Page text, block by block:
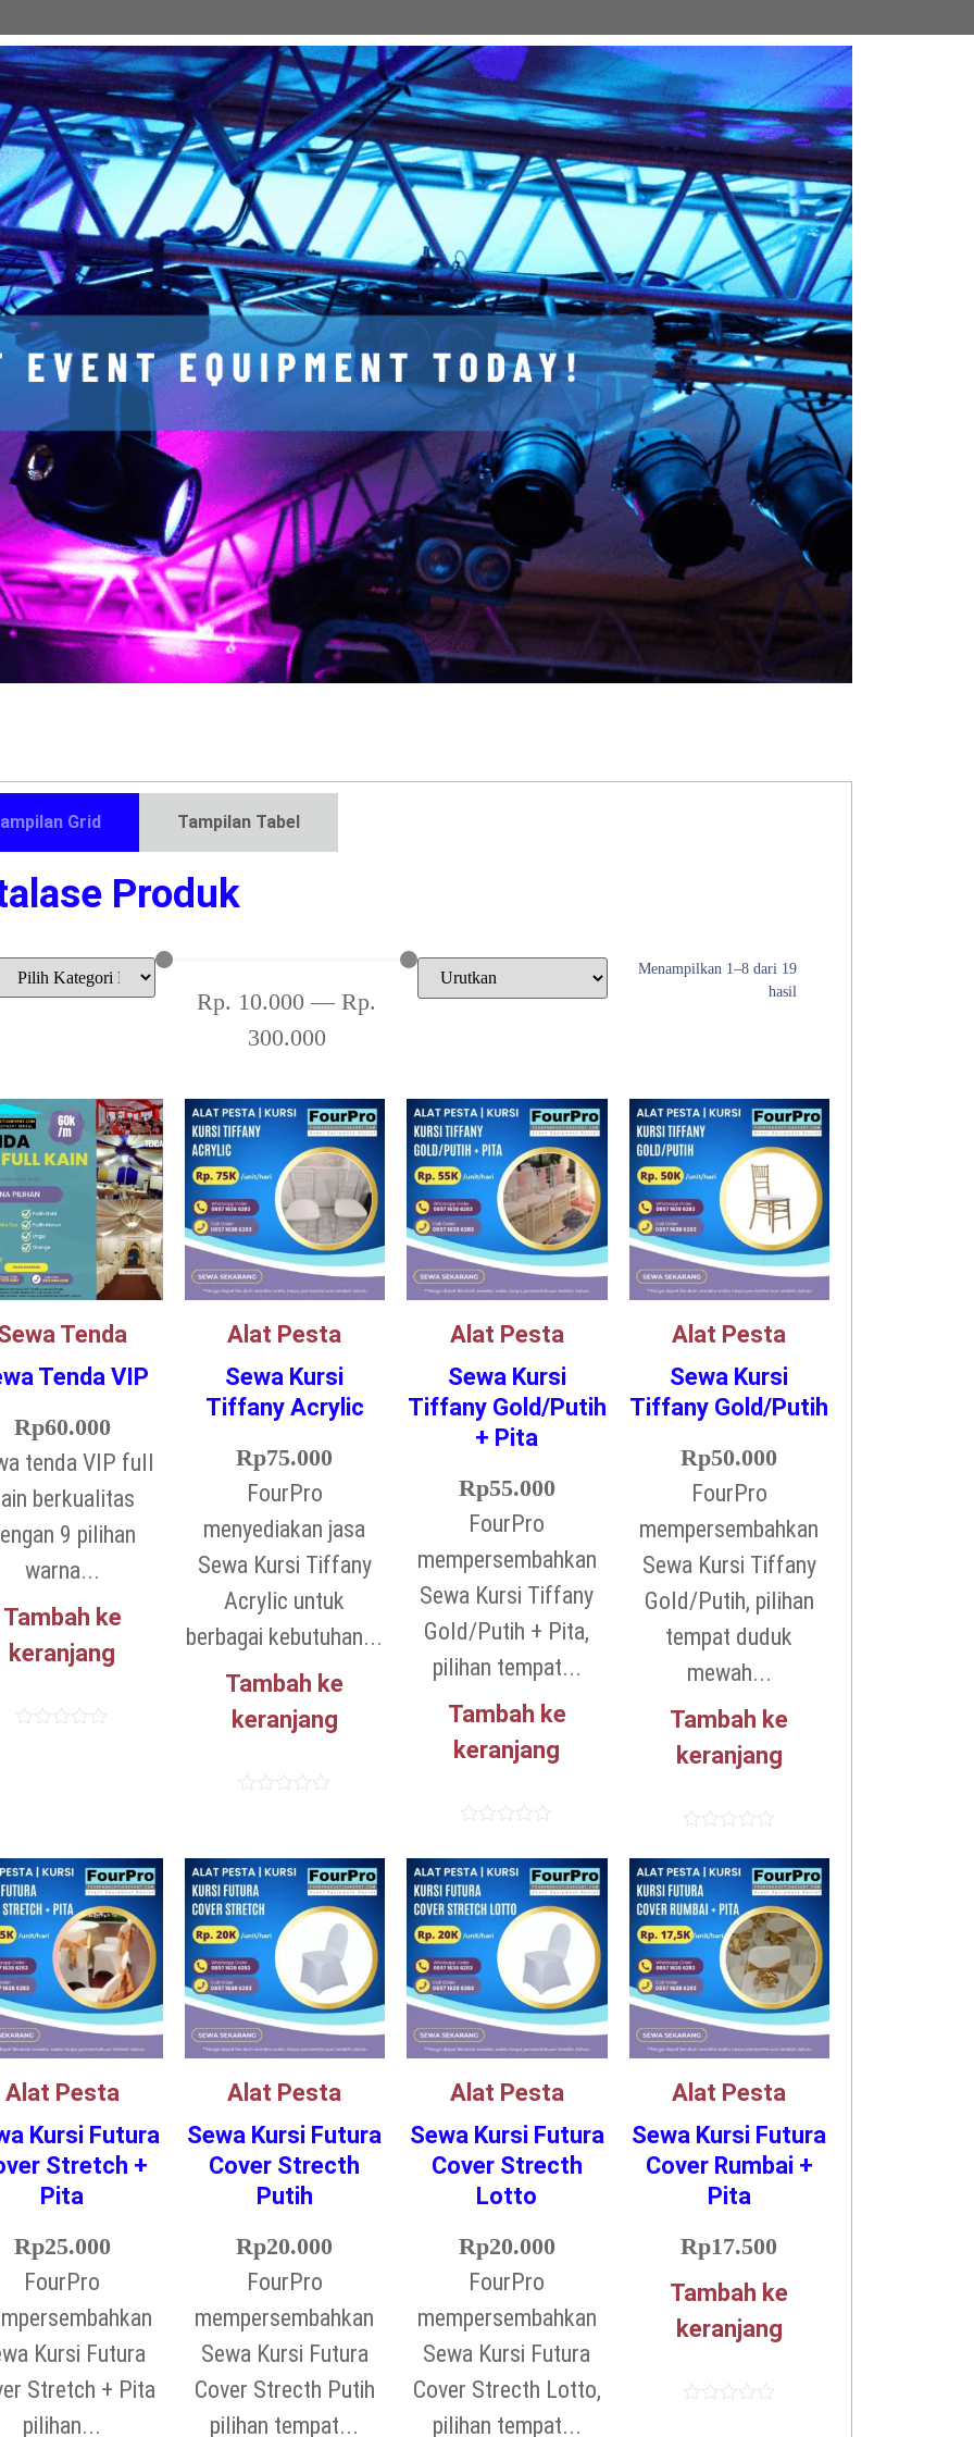
Grid Tampilan Tabel
Produk
Rp. 10.000 —Rp.
300.000
Menampilkan 1–8 dari 19
hasil
Tenda
Tenda VIP
Rp60.000
tenda VIP full
berkualitas
9 pilihan
warna...
Tambah ke
keranjang
Alat Pesta
Sewa Kursi
Tiffany Acrylic
Rp75.000
FourPro
menyediakan jasa
Sewa Kursi Tiffany
Acrylic untuk
berbagai kebutuhan...
Tambah ke
keranjang
5
Alat Pesta
Sewa Kursi
Tiffany Gold/Putih
+ Pita
Rp55.000
FourPro
mempersembahkan
Sewa Kursi Tiffany
Gold/Putih + Pita,
pilihan tempat...
Tambah ke
keranjang
0
dari
5
Alat Pesta
Sewa Kursi
Tiffany Gold/Putih
Rp50.000
FourPro
mempersembahkan
Sewa Kursi Tiffany
Gold/Putih, pilihan
tempat duduk
mewah...
Tambah ke
keranjang
0
dari
5
Alat Pesta
Kursi Futura
Stretch +
Pita
Rp25.000
FourPro
Kursi Futura
Stretch + Pita
pilihan...
Alat Pesta
Sewa Kursi Futura
Cover Strecth
Putih
Rp20.000
FourPro
mempersembahkan
Sewa Kursi Futura
Cover Strecth Putih
pilihan tempat...
Alat Pesta
Sewa Kursi Futura
Cover Strecth
Lotto
Rp20.000
FourPro
mempersembahkan
Sewa Kursi Futura
Cover Strecth Lotto,
pilihan tempat...
Alat Pesta
Sewa Kursi Futura
Cover Rumbai +
Pita
Rp17.500
Tambah ke
keranjang